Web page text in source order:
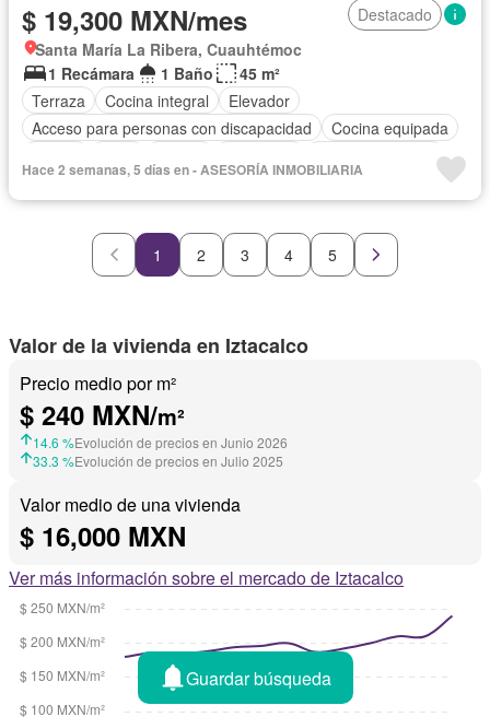
$ 19,300 MXN/mes
Destacado
Santa María La Ribera, Cuauhtémoc
1 Recámara
1 Baño
45 m²
Terraza
Cocina integral
Elevador
Acceso para personas con discapacidad
Cocina equipada
Recámara con closet
Sauna
Permite mascotas
Permite niños
Solo familias Sin amueblar
Hace 2 semanas, 5 días en - ASESORÍA INMOBILIARIA
1 2 3 4 5
Valor de la vivienda en Iztacalco
Precio medio por m²
$ 240 MXN/m²
14.6 %Evolución de precios en Junio 2026
33.3 %Evolución de precios en Julio 2025
Valor medio de una vivienda
$ 16,000 MXN
Ver más información sobre el mercado de Iztacalco
Guardar búsqueda